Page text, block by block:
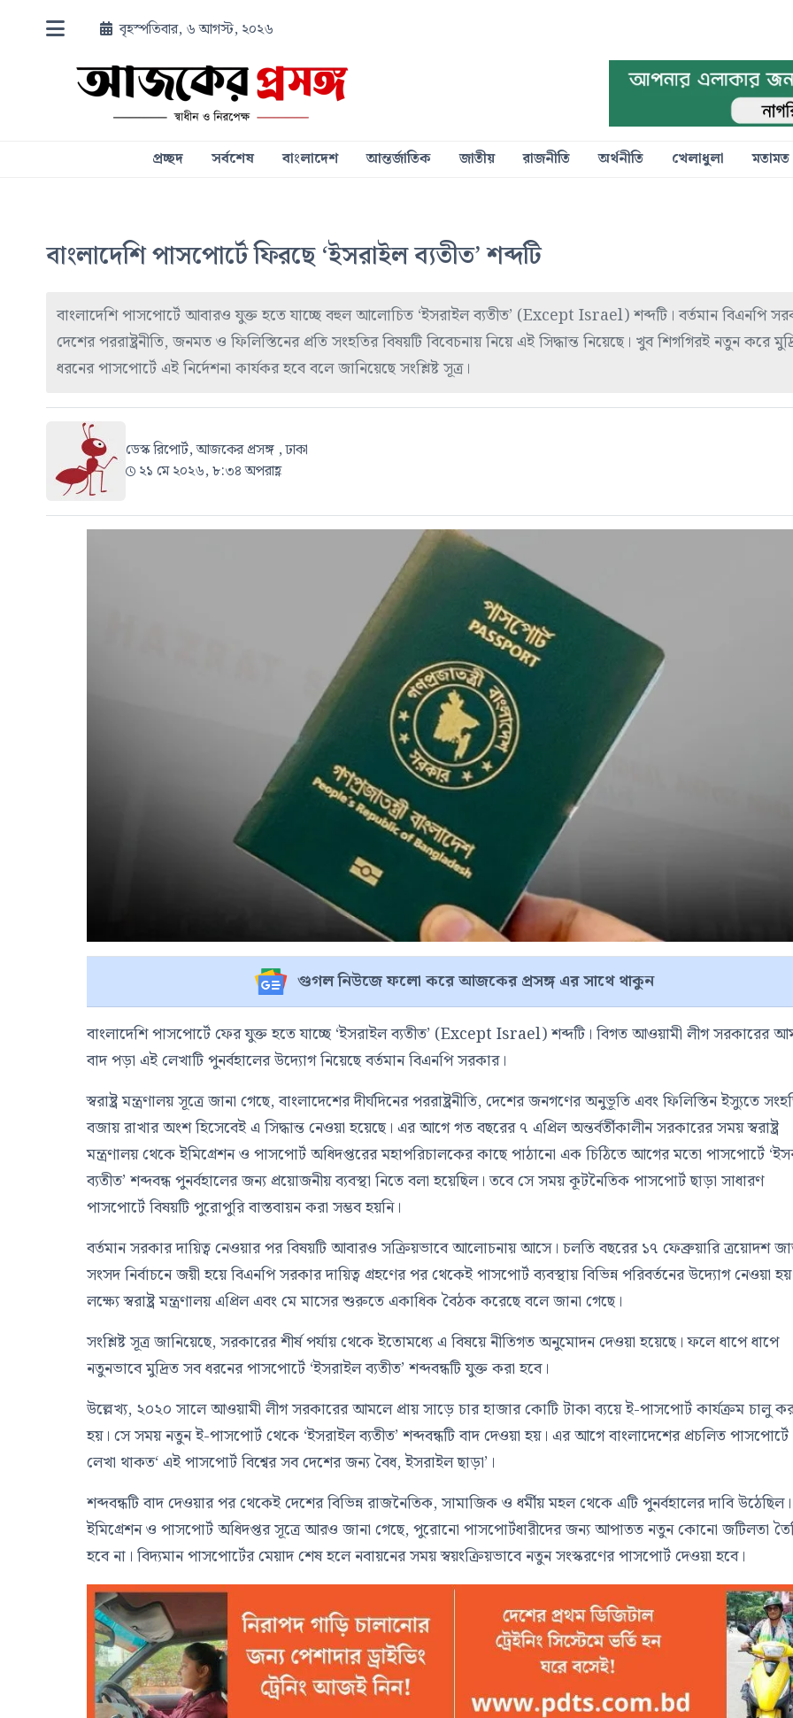
বৃহস্পতিবার, ৬ আগস্ট, ২০২৬
প্রচ্ছদ সর্বশেষ বাংলাদেশ আন্তর্জাতিক জাতীয় রাজনীতি অর্থনীতি খেলাধুলা মতামত
বাংলাদেশি পাসপোর্টে ফিরছে ‘ইসরাইল ব্যতীত’ শব্দটি
বাংলাদেশি পাসপোর্টে আবারও যুক্ত হতে যাচ্ছে বহুল আলোচিত ‘ইসরাইল ব্যতীত’ (Except Israel) শব্দটি। বর্তমান বিএনপি
দেশের পররাষ্ট্রনীতি, জনমত ও ফিলিস্তিনের প্রতি সংহতির বিষয়টি বিবেচনায় নিয়ে এই সিদ্ধান্ত নিয়েছে। খুব শিগগিরই নতুন করে
ধরনের পাসপোর্টে এই নির্দেশনা কার্যকর হবে বলে জানিয়েছে সংশ্লিষ্ট সূত্র।
ডেস্ক রিপোর্ট, আজকের প্রসঙ্গ , ঢাকা
২১ মে ২০২৬, ৮:৩৪ অপরাহ্ণ
গুগল নিউজে ফলো করে আজকের প্রসঙ্গ এর সাথে থাকুন
বাংলাদেশি পাসপোর্টে ফের যুক্ত হতে যাচ্ছে ‘ইসরাইল ব্যতীত’ (Except Israel) শব্দটি। বিগত আওয়ামী লীগ সরকারের
বাদ পড়া এই লেখাটি পুনর্বহালের উদ্যোগ নিয়েছে বর্তমান বিএনপি সরকার।
স্বরাষ্ট্র মন্ত্রণালয় সূত্রে জানা গেছে, বাংলাদেশের দীর্ঘদিনের পররাষ্ট্রনীতি, দেশের জনগণের অনুভূতি এবং ফিলিস্তিন ইস্যুতে
বজায় রাখার অংশ হিসেবেই এ সিদ্ধান্ত নেওয়া হয়েছে। এর আগে গত বছরের ৭ এপ্রিল অন্তর্বর্তীকালীন সরকারের সময় স্বরাষ্ট্র
মন্ত্রণালয় থেকে ইমিগ্রেশন ও পাসপোর্ট অধিদপ্তরের মহাপরিচালকের কাছে পাঠানো এক চিঠিতে আগের মতো পাসপোর্টে
ব্যতীত’ শব্দবন্ধ পুনর্বহালের জন্য প্রয়োজনীয় ব্যবস্থা নিতে বলা হয়েছিল। তবে সে সময় কূটনৈতিক পাসপোর্ট ছাড়া সাধারণ
পাসপোর্টে বিষয়টি পুরোপুরি বাস্তবায়ন করা সম্ভব হয়নি।
বর্তমান সরকার দায়িত্ব নেওয়ার পর বিষয়টি আবারও সক্রিয়ভাবে আলোচনায় আসে। চলতি বছরের ১৭ ফেব্রুয়ারি ত্রয়োদশ
সংসদ নির্বাচনে জয়ী হয়ে বিএনপি সরকার দায়িত্ব গ্রহণের পর থেকেই পাসপোর্ট ব্যবস্থায় বিভিন্ন পরিবর্তনের উদ্যোগ নেওয়া
লক্ষ্যে স্বরাষ্ট্র মন্ত্রণালয় এপ্রিল এবং মে মাসের শুরুতে একাধিক বৈঠক করেছে বলে জানা গেছে।
সংশ্লিষ্ট সূত্র জানিয়েছে, সরকারের শীর্ষ পর্যায় থেকে ইতোমধ্যে এ বিষয়ে নীতিগত অনুমোদন দেওয়া হয়েছে। ফলে ধাপে ধাপে
নতুনভাবে মুদ্রিত সব ধরনের পাসপোর্টে ‘ইসরাইল ব্যতীত’ শব্দবন্ধটি যুক্ত করা হবে।
উল্লেখ্য, ২০২০ সালে আওয়ামী লীগ সরকারের আমলে প্রায় সাড়ে চার হাজার কোটি টাকা ব্যয়ে ই-পাসপোর্ট কার্যক্রম চালু
হয়। সে সময় নতুন ই-পাসপোর্ট থেকে ‘ইসরাইল ব্যতীত’ শব্দবন্ধটি বাদ দেওয়া হয়। এর আগে বাংলাদেশের প্রচলিত পাসপোর্টে
লেখা থাকত‘ এই পাসপোর্ট বিশ্বের সব দেশের জন্য বৈধ, ইসরাইল ছাড়া’।
শব্দবন্ধটি বাদ দেওয়ার পর থেকেই দেশের বিভিন্ন রাজনৈতিক, সামাজিক ও ধর্মীয় মহল থেকে এটি পুনর্বহালের দাবি উঠেছিল।
ইমিগ্রেশন ও পাসপোর্ট অধিদপ্তর সূত্রে আরও জানা গেছে, পুরোনো পাসপোর্টধারীদের জন্য আপাতত নতুন কোনো জটিলতা
হবে না। বিদ্যমান পাসপোর্টের মেয়াদ শেষ হলে নবায়নের সময় স্বয়ংক্রিয়ভাবে নতুন সংস্করণের পাসপোর্ট দেওয়া হবে।